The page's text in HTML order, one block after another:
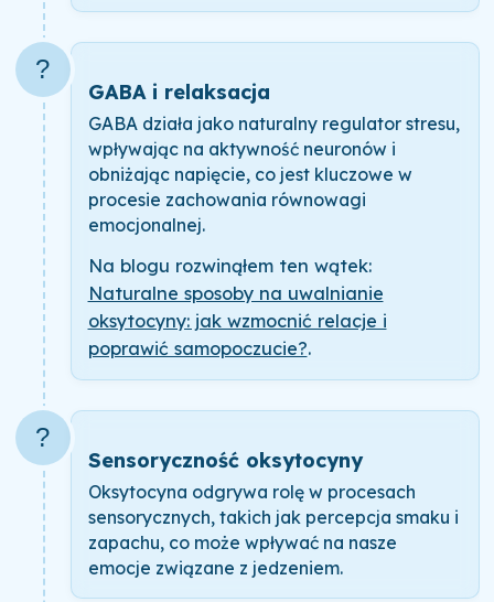
?
GABA i relaksacja
GABA działa jako naturalny regulator stresu,
wpływając na aktywność neuronów i
obniżając napięcie, co jest kluczowe w
procesie zachowania równowagi
emocjonalnej.
Na blogu rozwinąłem ten wątek:
Naturalne sposoby na uwalnianie
oksytocyny: jak wzmocnić relacje i
poprawić samopoczucie?.
?
Sensoryczność oksytocyny
Oksytocyna odgrywa rolę w procesach
sensorycznych, takich jak percepcja smaku i
zapachu, co może wpływać na nasze
emocje związane z jedzeniem.